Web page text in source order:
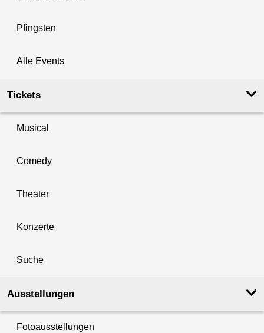
Pfingsten
Alle Events
Tickets
Musical
Comedy
Theater
Konzerte
Suche
Ausstellungen
Fotoausstellungen